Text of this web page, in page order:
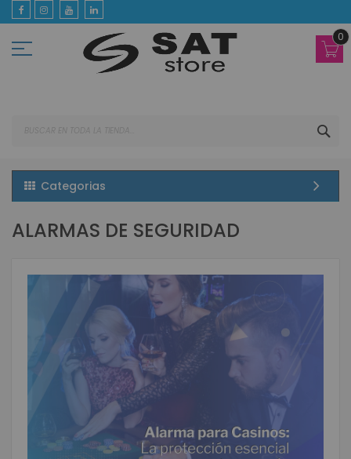
Ir
al
contenido
0
Categorias
ALARMAS DE SEGURIDAD